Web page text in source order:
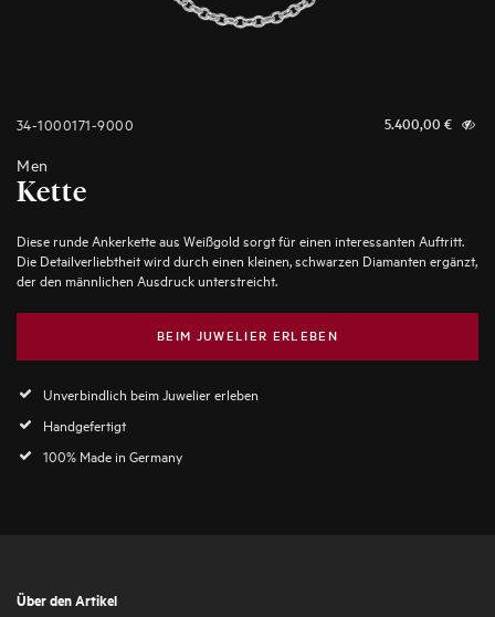
34-1000171-9000 5.400,00 €
Men
Kette
Diese runde Ankerkette aus Weißgold sorgt für einen interessanten Auftritt.
Die Detailverliebtheit wird durch einen kleinen, schwarzen Diamanten ergänzt,
der den männlichen Ausdruck unterstreicht.
BEIM JUWELIER ERLEBEN
Unverbindlich beim Juwelier erleben
Handgefertigt
100% Made in Germany
Über den Artikel